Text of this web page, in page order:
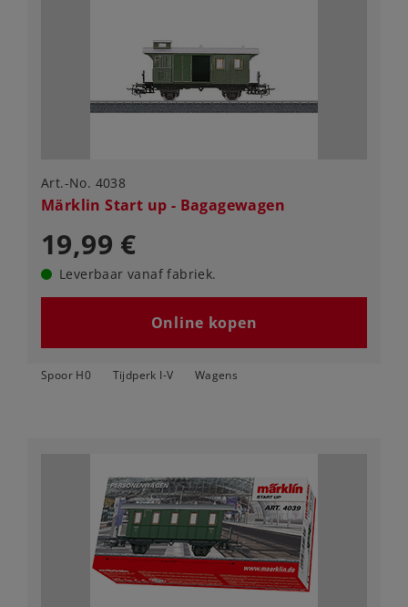
Art.-No. 4038
Märklin Start up - Bagagewagen
19,99 €
Leverbaar vanaf fabriek.
Online kopen
Spoor H0 Tijdperk I-V Wagens